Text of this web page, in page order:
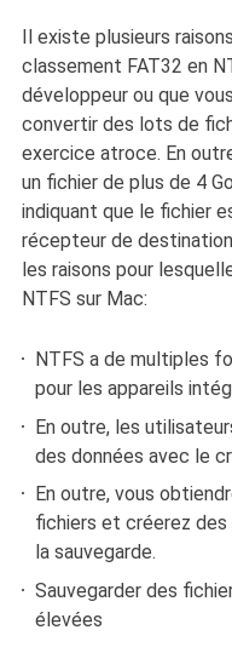
Il existe plusieurs
classement FAT32 en
développeur ou que
convertir des lots de
exercice atroce. En
un fichier de plus de 4
indiquant que le fichier
récepteur de
les raisons pour
NTFS sur Mac:
NTFS a de multiples
pour les appareils
En outre, les
des données avec le
En outre, vous
fichiers et créerez
la sauvegarde.
Sauvegarder des
élevées